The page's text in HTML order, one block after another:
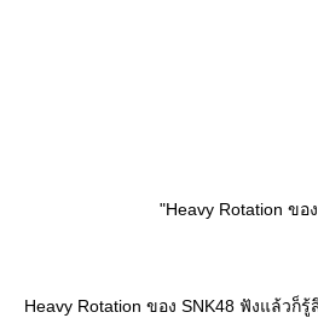
"Heavy Rotation ขอ
Heavy Rotation ของ SNK48 ฟังแล้วก็